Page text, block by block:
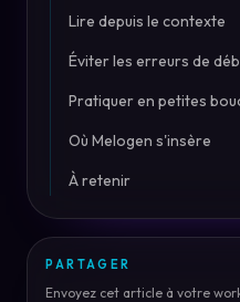
Lire depuis le contexte
Éviter les erreurs de
Pratiquer en petites
Où Melogen s'insère
À retenir
PARTAGER
Envoyez cet article à votre